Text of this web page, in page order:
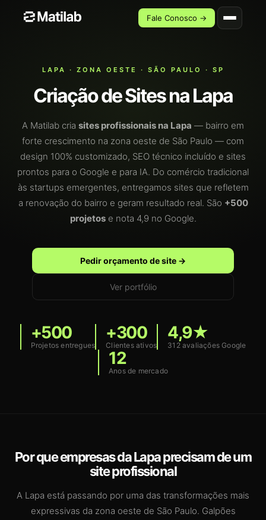
Fale Conosco →
LAPA · ZONA OESTE · SÃO PAULO · SP
Criação de Sites na Lapa
A Matilab cria sites profissionais na Lapa — bairro em
forte crescimento na zona oeste de São Paulo — com
design 100% customizado, SEO técnico incluído e sites
prontos para o Google e para IA. Do comércio tradicional
às startups emergentes, entregamos sites que refletem
a renovação do bairro e geram resultado real. São +500
projetose nota 4,9 no Google.
Pedir orçamento de site →
Ver portfólio
+500
Projetos entregues
+300
Clientes ativos
4,9★
312 avaliações Google
12
Anos de mercado
Por que empresas da Lapa precisam de um
site profissional
A Lapa está passando por uma das transformações mais
expressivas da zona oeste de São Paulo. Galpões